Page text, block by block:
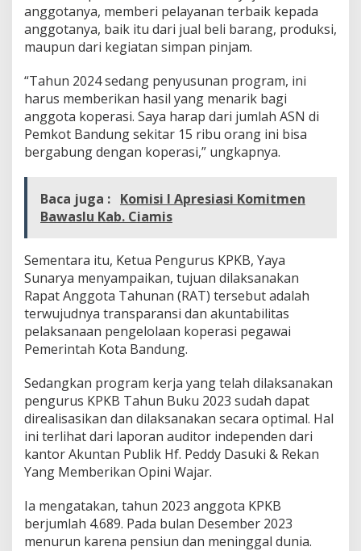
n
A
n
o
t
a
anggotanya, memberi pelayanan terbaik kepada
anggotanya, baik itu dari jual beli barang, produksi,
maupun dari kegiatan simpan pinjam.
“Tahun 2024 sedang penyusunan program, ini
harus memberikan hasil yang menarik bagi
anggota koperasi. Saya harap dari jumlah ASN di
Pemkot Bandung sekitar 15 ribu orang ini bisa
bergabung dengan koperasi,” ungkapnya.
Baca juga : Komisi I Apresiasi Komitmen
Bawaslu Kab. Ciamis
Sementara itu, Ketua Pengurus KPKB, Yaya
Sunarya menyampaikan, tujuan dilaksanakan
Rapat Anggota Tahunan (RAT) tersebut adalah
terwujudnya transparansi dan akuntabilitas
pelaksanaan pengelolaan koperasi pegawai
Pemerintah Kota Bandung.
Sedangkan program kerja yang telah dilaksanakan
pengurus KPKB Tahun Buku 2023 sudah dapat
direalisasikan dan dilaksanakan secara optimal. Hal
ini terlihat dari laporan auditor independen dari
kantor Akuntan Publik Hf. Peddy Dasuki & Rekan
Yang Memberikan Opini Wajar.
Ia mengatakan, tahun 2023 anggota KPKB
berjumlah 4.689. Pada bulan Desember 2023
menurun karena pensiun dan meninggal dunia.